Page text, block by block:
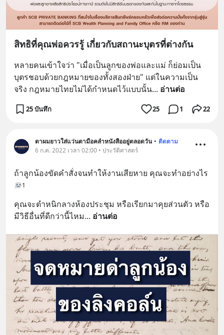
สิทธิที่คุณพ่อควรรู้ เกี่ยวกับสถานะบุตรที่ต่างกัน
หลายคนเข้าใจว่า "เมื่อเป็นลูกของพ่อและแม่ ก็ย่อมเป็น
บุตรชอบด้วยกฎหมายของทั้งสองฝ่าย" แต่ในความเป็น
จริง กฎหมายไทยไม่ได้กำหนดไว้แบบนั้น... อ่านต่อ
25 บันทึก 25 1 22
ตาผมยาวใส่แว่นตามือคลำหนังสืออยู่ตลอดวัน • ติดตาม
6 ก.ค. 2022 เวลา 02:00 • ประวัติศาสตร์
ถ้าลูกน้องขัดคำสั่งจนทำให้งานเสียหาย คุณจะทำอย่างไร
1
คุณจะตำหนิกลางห้องประชุม หรือเรียกมาคุยส่วนตัว หรือ
มีวิธีอื่นที่ดีกว่านี้ไหม... อ่านต่อ